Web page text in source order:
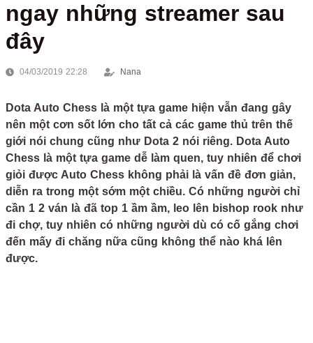
ngay những streamer sau
đây
04/03/2019 22:28 Nana
Dota Auto Chess là một tựa game hiện vẫn đang gây
nên một cơn sốt lớn cho tất cả các game thủ trên thế
giới nói chung cũng như Dota 2 nói riêng. Dota Auto
Chess là một tựa game dễ làm quen, tuy nhiên để chơi
giỏi được Auto Chess không phải là vấn đề đơn giản,
diễn ra trong một sớm một chiều. Có những người chỉ
cần 1 2 ván là đã top 1 ầm ầm, leo lên bishop rook như
đi chợ, tuy nhiên có những người dù có cố gắng chơi
đến mấy đi chăng nữa cũng không thể nào khá lên
được.